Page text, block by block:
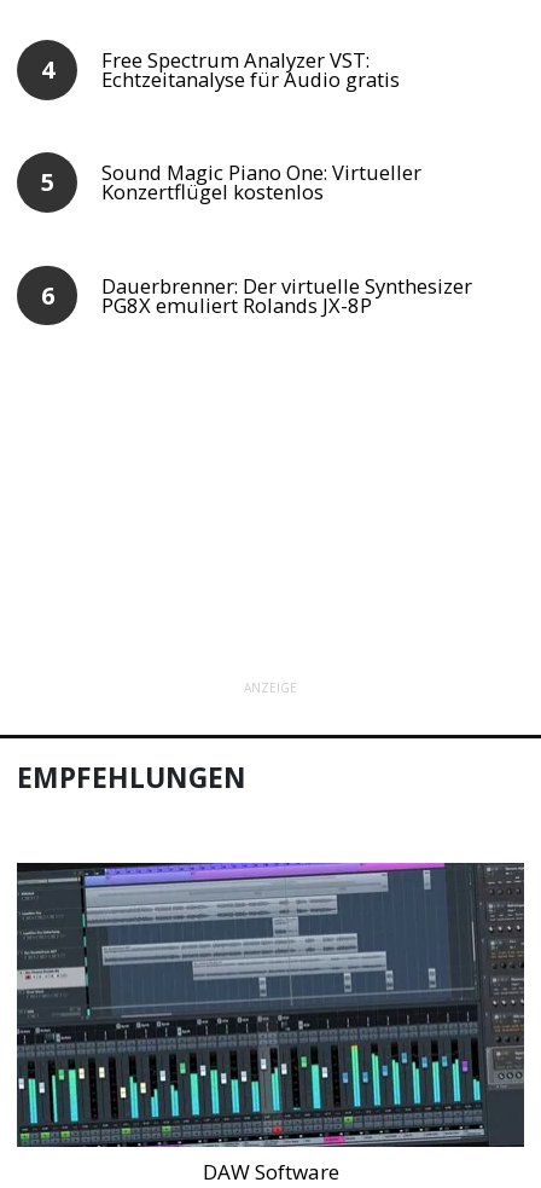
Free Spectrum Analyzer VST:
Echtzeitanalyse für Audio gratis
Sound Magic Piano One: Virtueller
Konzertflügel kostenlos
Dauerbrenner: Der virtuelle Synthesizer
PG8X emuliert Rolands JX-8P
ANZEIGE
EMPFEHLUNGEN
DAW Software